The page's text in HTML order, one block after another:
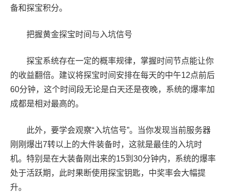
备和探宝积分。
把握黄金探宝时间与入坑信号
探宝系统存在一定的概率规律，掌握时间节点能让你
的收益翻倍。建议将探宝时间安排在每天的中午12点前后
60分钟，这个时间段无论是白天还是夜晚，系统的爆率加
成都是相对最高的。
此外，要学会观察“入坑信号”。当你发现当前服务器
刚刚爆出7转以上的大件装备时，这就是最佳的入坑时
机。特别是在大装备刚出来的15到30分钟内，系统的爆率
处于活跃期，此时果断使用探宝钥匙，中奖率会大幅提
升。